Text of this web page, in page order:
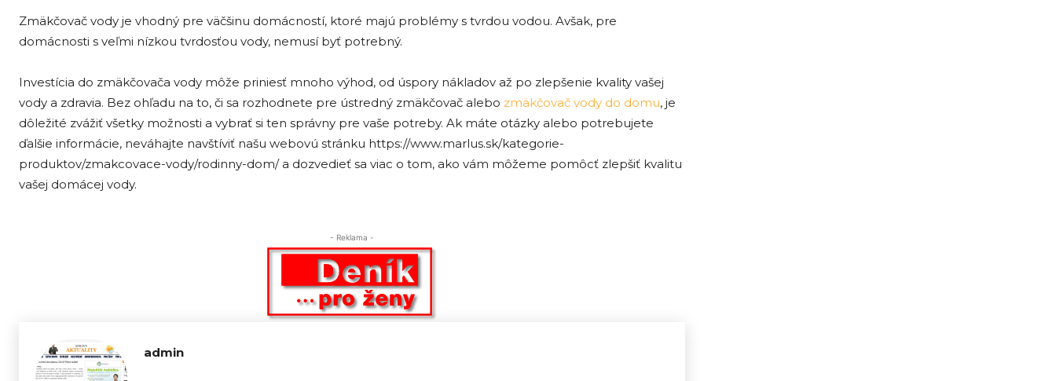
Zmäkčovač vody je vhodný pre väčšinu domácností, ktoré majú problémy s tvrdou vodou. Avšak, pre
domácnosti s veľmi nízkou tvrdosťou vody, nemusí byť potrebný.
Investícia do zmäkčovača vody môže priniesť mnoho výhod, od úspory nákladov až po zlepšenie kvality vašej
vody a zdravia. Bez ohľadu na to, či sa rozhodnete pre ústredný zmäkčovač alebo zmäkčovač vody do domu, je
dôležité zvážiť všetky možnosti a vybrať si ten správny pre vaše potreby. Ak máte otázky alebo potrebujete
ďalšie informácie, neváhajte navštíviť našu webovú stránku https://www.marlus.sk/kategorie-
produktov/zmakcovace-vody/rodinny-dom/ a dozvedieť sa viac o tom, ako vám môžeme pomôcť zlepšiť kvalitu
vašej domácej vody.
- Reklama -
admin